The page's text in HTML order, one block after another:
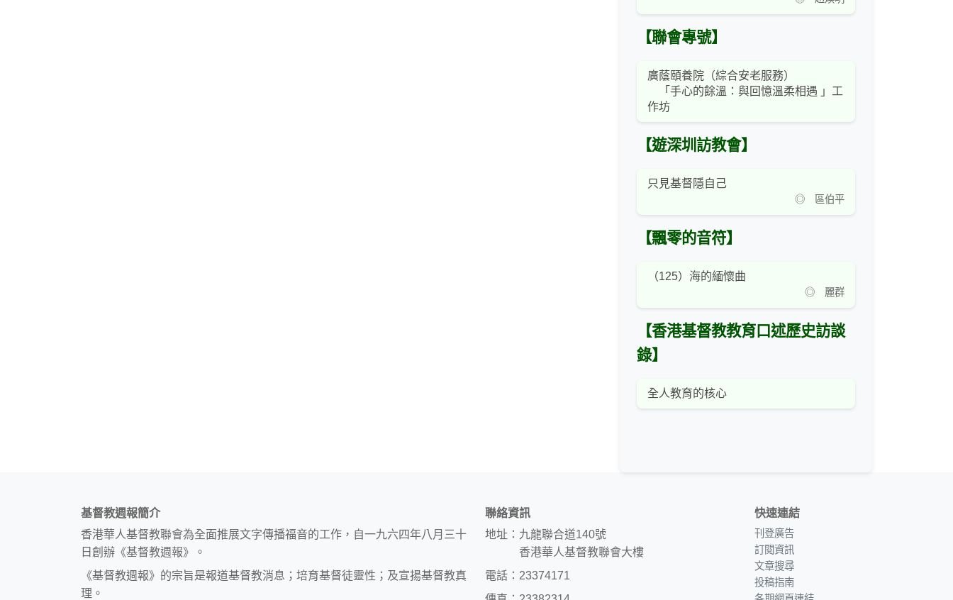
【聯會專號】
廣蔭頤養院（綜合安老服務）
「手心的餘溫：與回憶溫柔相遇 」工
作坊
【遊深圳訪教會】
只見基督隱自己
◎ 區伯平
【飄零的音符】
（125）海的緬懷曲
◎ 麗群
【香港基督教教育口述歷史訪談
錄】
全人教育的核心
基督教週報簡介
香港華人基督教聯會為全面推展文字傳播福音的工作，自一九六四年八月三十
日創辦《基督教週報》。
《基督教週報》的宗旨是報道基督教消息；培育基督徒靈性；及宣揚基督教真
理。
聯絡資訊
地址：九龍聯合道140號
香港華人基督教聯會大樓
電話：23374171
快速連結
刊登廣告
訂閱資訊
文章搜尋
投稿指南